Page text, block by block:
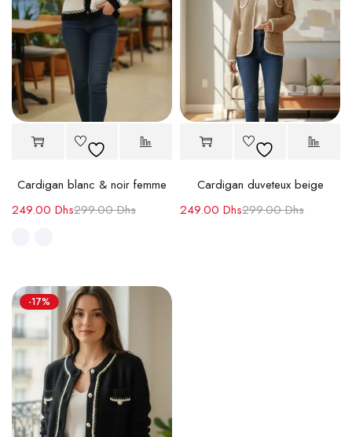
Cardigan blanc & noir femme
299.00Dhs
249.00 Dhs
Cardigan duveteux beige
299.00Dhs
249.00 Dhs
-17%